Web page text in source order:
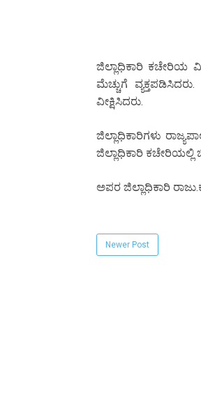
ಜಿಲ್ಲಾಧಿಕಾರಿ ಕಚೇರಿಯ
ಮೆಚ್ಚುಗೆ
ವೀಕ್ಷಿಸಿದರು.
ಜಿಲ್ಲಾಧಿಕಾರಿಗಳು
ಜಿಲ್ಲಾಧಿಕಾರಿ
ಅಪರ ಜಿಲ್ಲಾಧಿಕಾರಿ
Newer Post